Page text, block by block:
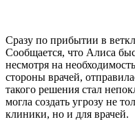
Сразу по прибытии в
Сообщается, что Алиса
несмотря на
стороны врачей,
такого решения стал
могла создать угрозу не
клиники, но и для врачей.